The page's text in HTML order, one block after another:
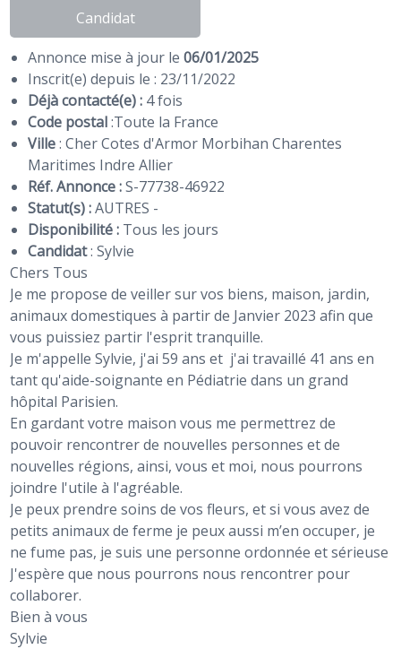
Candidat
Annonce mise à jour le06/01/2025
Inscrit(e) depuis le : 23/11/2022
Déjà contacté(e) : 4 fois
Code postal:Toute la France
Ville: Cher Cotes d'Armor Morbihan Charentes
Maritimes Indre Allier
Réf. Annonce :S-77738-46922
Statut(s) :AUTRES -
Disponibilité : Tous les jours
Candidat:Sylvie
Chers Tous
Je me propose de veiller sur vos biens, maison, jardin,
animaux domestiques à partir de Janvier 2023 afin que
vous puissiez partir l'esprit tranquille.
Je m'appelle Sylvie, j'ai 59 ans et j'ai travaillé 41 ans en
tant qu'aide-soignante en Pédiatrie dans un grand
hôpital Parisien.
En gardant votre maison vous me permettrez de
pouvoir rencontrer de nouvelles personnes et de
nouvelles régions, ainsi, vous et moi, nous pourrons
joindre l'utile à l'agréable.
Je peux prendre soins de vos fleurs, et si vous avez de
petits animaux de ferme je peux aussi m’en occuper, je
ne fume pas, je suis une personne ordonnée et sérieuse
J'espère que nous pourrons nous rencontrer pour
collaborer.
Bien à vous
Sylvie